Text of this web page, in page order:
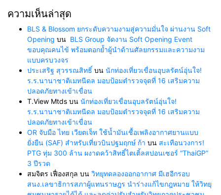
ความเห็นล่าสุด
BLS & Blossom ยกระดับความงามสู่ความมั่นใจ ผ่านงาน Soft
Opening บน BLS Group จัดงาน Soft Opening Event
ขอบคุณคนไข้ พร้อมตอกย้ำผู้นำด้านศัลยกรรมและความงาม
แบบครบวงจร
ประเสริฐ สุวรรณสิทธิ์ บน นักท่องเที่ยวเขื่อนอุบลรัตน์อุ่นใจ!
ร.ร.นานาชาติเมทนีดล มอบป้อมตำรวจจุดที่ 16 เสริมความ
ปลอดภัยทางเข้าเขื่อน
T.View Mtds บน นักท่องเที่ยวเขื่อนอุบลรัตน์อุ่นใจ!
ร.ร.นานาชาติเมทนีดล มอบป้อมตำรวจจุดที่ 16 เสริมความ
ปลอดภัยทางเข้าเขื่อน
OR จับมือ ไทย เวียตเจ็ท ใช้น้ำมันเชื้อเพลิงอากาศยานแบบ
ยั่งยืน (SAF) สำหรับเที่ยวบินปฐมฤกษ์ ก้า บน สะเทือนวงการ!
PTG ทุ่ม 300 ล้าน ผงาดคว้าสิทธิ์ไตเติ้ลสปอนเซอร์ “ThaiGP”
3 ปีรวด
สมจิตร เฟื่องสกุล บน วิทยุทดลองออกอากาศ มีเฮอีกรอบ
สนง.เลขาธิการสภาผู้แทนราษฎร นำร่างแก้ไขกฎหมาย ให้วิทยุ